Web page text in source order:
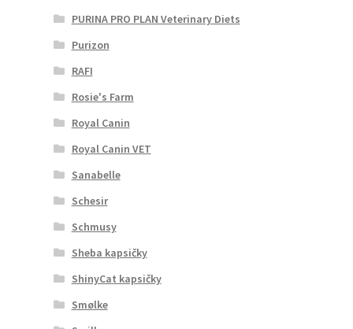
PURINA PRO PLAN Veterinary Diets
Purizon
RAFI
Rosie's Farm
Royal Canin
Royal Canin VET
Sanabelle
Schesir
Schmusy
Sheba kapsičky
ShinyCat kapsičky
Smølke